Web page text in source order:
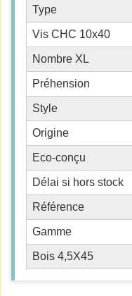
Type
Vis CHC 10x40
Nombre XL
Préhension
Style
Origine
Eco-conçu
Délai si hors stock
Référence
Gamme
Bois 4,5X45